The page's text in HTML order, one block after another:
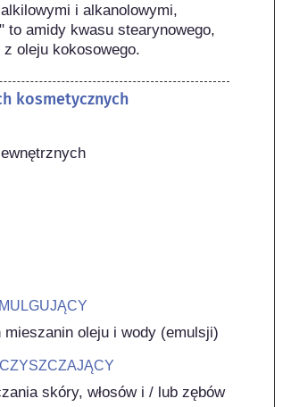
i alkanolowymi,
to amidy kwasu stearynowego,
oleju kokosowego.
kosmetycznych
oleju i wody (emulsji)
skóry, włosów i / lub zębów